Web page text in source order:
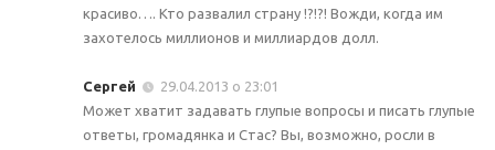
красиво…. Кто развалил страну !?!?! Вожди, когда им
захотелось миллионов и миллиардов долл.
Сергей
29.04.2013 о 23:01
Может хватит задавать глупые вопросы и писать глупые
ответы, громадянка и Стас? Вы, возможно, росли в